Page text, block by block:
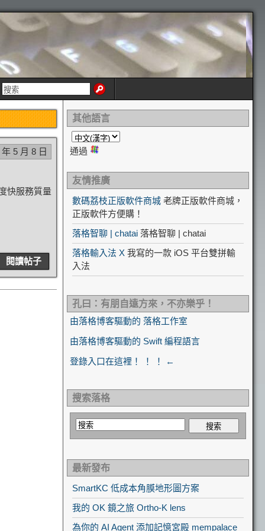
5 月 8 日
快服務質量
閱讀帖子
其他語言
通過
友情推廣
數碼荔枝正版軟件商城 老牌正版軟件商城，
正版軟件方便購！
落格智聊 | chatai 落格智聊 | chatai
落格輸入法 X 我寫的一款 iOS 平台雙拼輸
入法
孔曰：有朋自遠方來，不亦樂乎！
由落格博客驅動的 落格工作室
由落格博客驅動的 Swift 編程語言
登錄入口在這裡！ ！ ！ ←
搜索落格
最新發布
SmartKC 低成本角膜地形圖方案
我的 OK 鏡之旅 Ortho-K lens
為你的 AI Agent 添加記憶宮殿 mempalace